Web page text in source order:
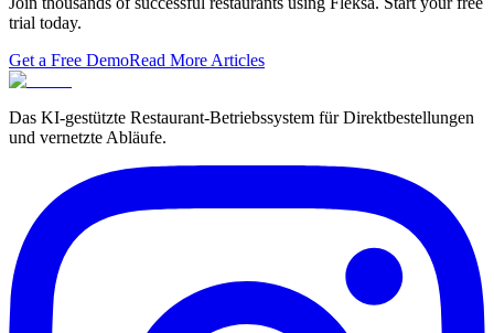
trial today.
Get a Free DemoRead More Articles
Das KI-gestützte Restaurant-Betriebssystem für Direktbestellungen
und vernetzte Abläufe.